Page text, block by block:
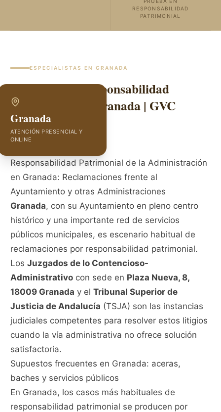
RESPONSABILIDAD
PATRIMONIAL
ESPECIALISTAS ENGRANADA
Abogados de Responsabilidad
Patrimonial en Granada | GVC
Abogados
Granada
ATENCIÓN PRESENCIAL Y
ONLINE
Responsabilidad Patrimonial de la Administración
en Granada: Reclamaciones frente al
Ayuntamiento y otras Administraciones
Granada, con su Ayuntamiento en pleno centro
histórico y una importante red de servicios
públicos municipales, es escenario habitual de
reclamaciones por responsabilidad patrimonial.
LosJuzgados de lo Contencioso-
Administrativo con sede en Plaza Nueva, 8,
18009 Granada y elTribunal Superior de
Justicia de Andalucía (TSJA) son las instancias
judiciales competentes para resolver estos litigios
cuando la vía administrativa no ofrece solución
satisfactoria.
Supuestos frecuentes en Granada: aceras,
baches y servicios públicos
En Granada, los casos más habituales de
responsabilidad patrimonial se producen por